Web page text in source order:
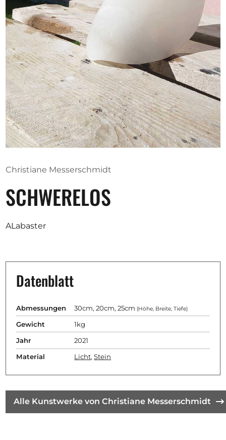
Ausschreibungen
Mitglied werden
Künstler:innen
Über uns
Spenden
Help
Christiane Messerschmidt
SCHWERELOS
ALabaster
Datenblatt
Abmessungen 30cm, 20cm, 25cm (Höhe, Breite, Tiefe)
Gewicht 1kg
Jahr 2021
Material Licht,Stein
Alle Kunstwerke von Christiane Messerschmidt